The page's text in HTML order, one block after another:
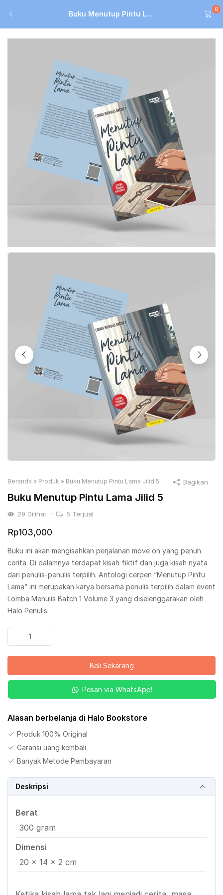
Buku Menutup Pintu L...
0
Beranda » Produk » Buku Menutup Pintu Lama Jilid 5
Buku Menutup Pintu Lama Jilid 5
29 Dilihat 5 Terjual
Rp103,000
Buku ini akan mengisahkan perjalanan move on yang penuh
cerita. Di dalamnya terdapat kisah fiktif dan juga kisah nyata
dari penulis-penulis terpilih. Antologi cerpen “Menutup Pintu
Lama” ini merupakan karya bersama penulis terpilih dalam event
Lomba Menulis Batch 1 Volume 3 yang diselenggarakan oleh
Halo Penulis.
Kuantitas
Buku
Menutup
Lama
Beli Sekarang
Pesan via WhatsApp!
Alasan berbelanja di Halo Bookstore
Produk 100% Original
Garansi uang kembali
Banyak Metode Pembayaran
Bagikan
Deskripsi
Berat
300 gram
Dimensi
20 × 14 × 2 cm